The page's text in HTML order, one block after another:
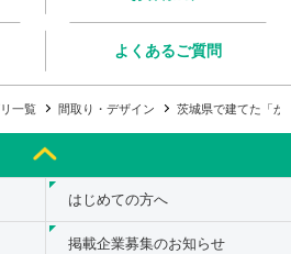
よくあるご質問
一覧 間取り・デザイン 茨城県で建てた「か
はじめての方へ
掲載企業募集のお知らせ